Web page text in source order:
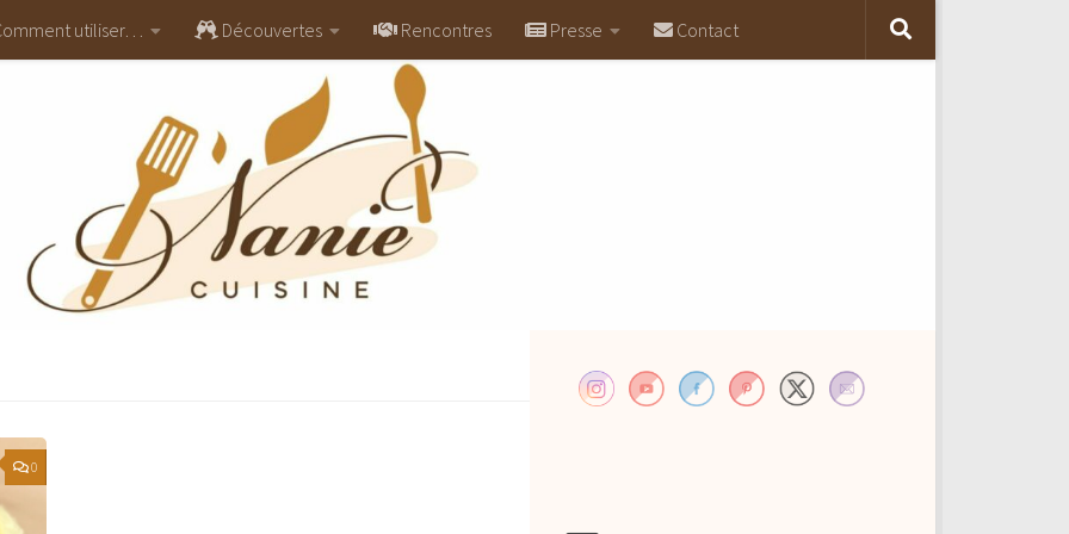
utiliser… Découvertes Rencontres Presse Contact
0